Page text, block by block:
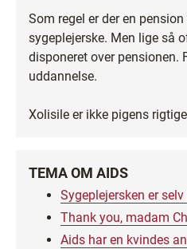
Som regel er der en
sygeplejerske. Men lige så
disponeret over pensionen.
uddannelse.
Xolisile er ikke pigens
TEMA OM AIDS
Sygeplejersken er
Thank you, madam
Aids har en kvindes